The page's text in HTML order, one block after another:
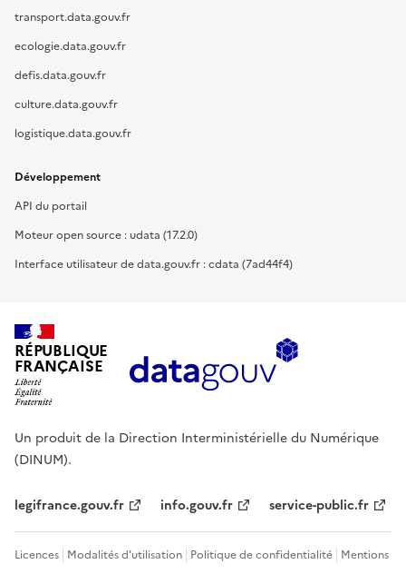
transport.data.gouv.fr
ecologie.data.gouv.fr
defis.data.gouv.fr
culture.data.gouv.fr
logistique.data.gouv.fr
Développement
API du portail
Moteur open source : udata (17.2.0)
Interface utilisateur de data.gouv.fr : cdata (7ad44f4)
RÉPUBLIQUE
FRANÇAISE
Un produit de la Direction Interministérielle du Numérique
(DINUM).
legifrance.gouv.fr info.gouv.fr service-public.fr
Licences Modalités d'utilisation Politique de confidentialité Mentions